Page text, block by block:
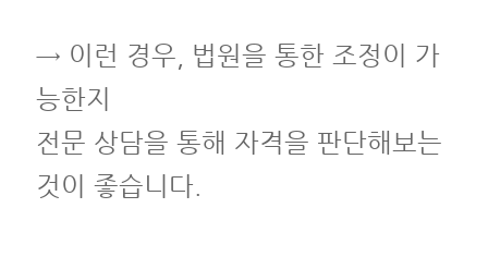
→ 이런 경우, 법원을 통한 조정이 가
능한지
전문 상담을 통해 자격을 판단해보는
것이 좋습니다.